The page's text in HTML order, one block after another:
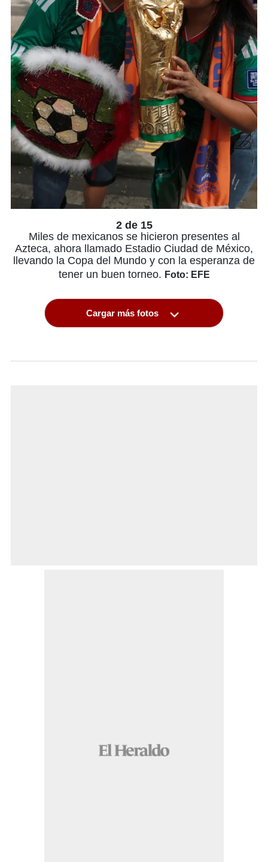
2 de 15
Miles de mexicanos se hicieron presentes al
Azteca, ahora llamado Estadio Ciudad de México,
llevando la Copa del Mundo y con la esperanza de
tener un buen torneo. Foto: EFE
Cargar más fotos